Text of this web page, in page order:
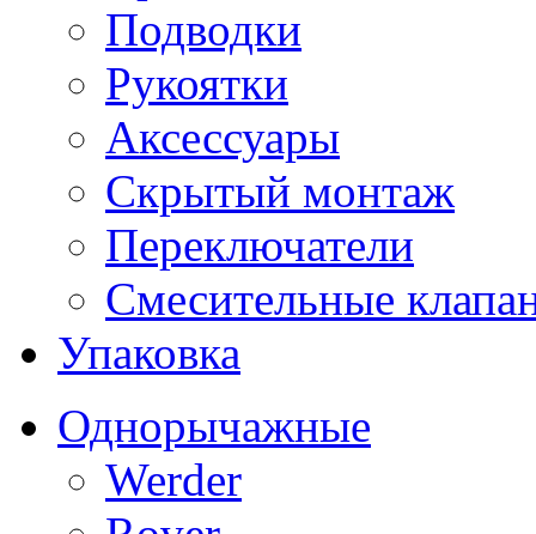
Подводки
Рукоятки
Аксессуары
Скрытый монтаж
Переключатели
Смесительные
Упаковка
Однорычажные
Werder